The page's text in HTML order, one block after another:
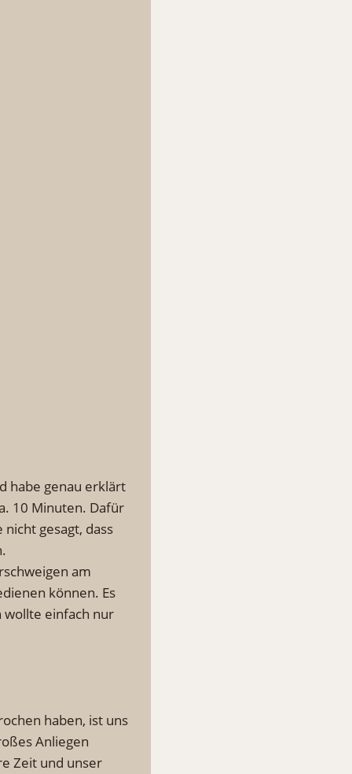
habe genau erklärt
10 Minuten. Dafür
gesagt, dass
am
können. Es
wollte einfach nur
haben, ist uns
Anliegen
Zeit und unser